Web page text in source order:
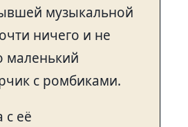
музыкальной
ничего и не
маленький
с ромбиками.
с её